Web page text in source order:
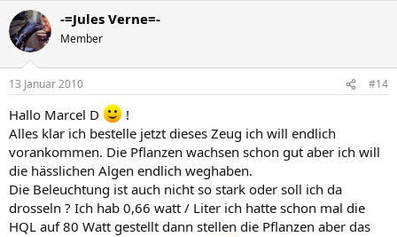
-=Jules Verne=-
Member
13 Januar 2010 #14
Hallo Marcel D
!
Alles klar ich bestelle jetzt dieses Zeug ich will endlich
vorankommen. Die Pflanzen wachsen schon gut aber ich will
die hässlichen Algen endlich weghaben.
Die Beleuchtung ist auch nicht so stark oder soll ich da
drosseln ? Ich hab 0,66 watt / Liter ich hatte schon mal die
HQL auf 80 Watt gestellt dann stellen die Pflanzen aber das